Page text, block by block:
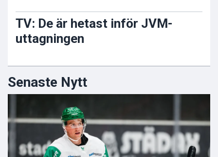
TV: De är hetast inför JVM-
uttagningen
Senaste Nytt